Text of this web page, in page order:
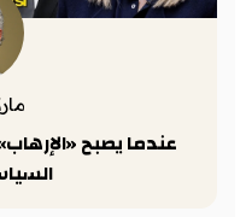
عندما يصبح